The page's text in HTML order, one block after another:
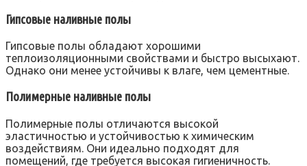
Гипсовые наливные полы
Гипсовые полы обладают хорошими
теплоизоляционными свойствами и быстро высыхают.
Однако они менее устойчивы к влаге, чем цементные.
Полимерные наливные полы
Полимерные полы отличаются высокой
эластичностью и устойчивостью к химическим
воздействиям. Они идеально подходят для
помещений, где требуется высокая гигиеничность.